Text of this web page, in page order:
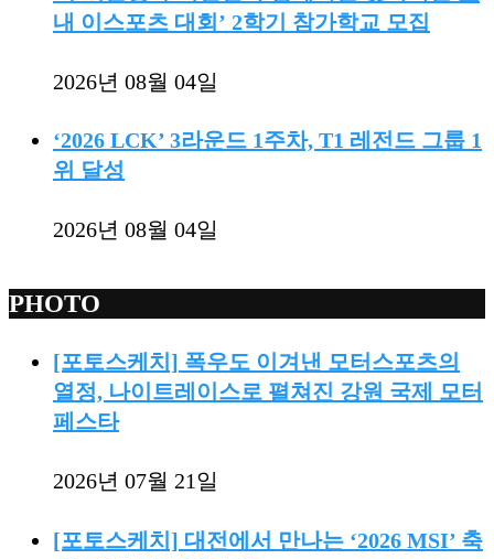
내 이스포츠 대회’ 2학기 참가학교 모집
2026년 08월 04일
‘2026 LCK’ 3라운드 1주차, T1 레전드 그룹 1
위 달성
2026년 08월 04일
PHOTO
[포토스케치] 폭우도 이겨낸 모터스포츠의
열정, 나이트레이스로 펼쳐진 강원 국제 모터
페스타
2026년 07월 21일
[포토스케치] 대전에서 만나는 ‘2026 MSI’ 축